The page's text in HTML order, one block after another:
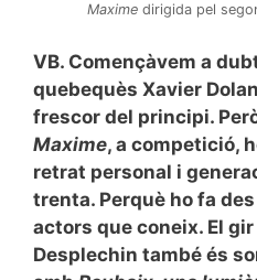
Maxime dirigida pel
VB. Començàvem a
quebequès Xavier
frescor del principi.
Maxime, a competició,
retrat personal i
trenta. Perquè ho fa
actors que coneix. El
Desplechin també és